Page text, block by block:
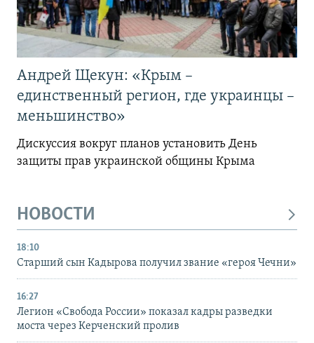
Андрей Щекун: «Крым –
единственный регион, где украинцы –
меньшинство»
Дискуссия вокруг планов установить День
защиты прав украинской общины Крыма
НОВОСТИ
18:10
Старший сын Кадырова получил звание «героя Чечни»
16:27
Легион «Свобода России» показал кадры разведки
моста через Керченский пролив